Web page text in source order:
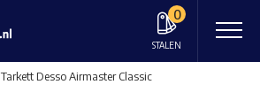
0
STALEN
Tarkett Desso Airmaster Classic